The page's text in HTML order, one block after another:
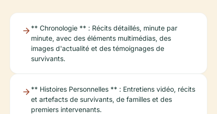
** Chronologie ** : Récits détaillés, minute par
minute, avec des éléments multimédias, des
images d'actualité et des témoignages de
survivants.
** Histoires Personnelles ** : Entretiens vidéo, récits
et artefacts de survivants, de familles et des
premiers intervenants.